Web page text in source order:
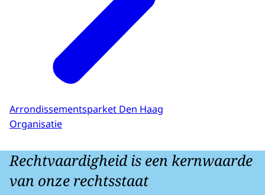
Arrondissementsparket Den Haag
Organisatie
Rechtvaardigheid is een kernwaarde
van onze rechtsstaat